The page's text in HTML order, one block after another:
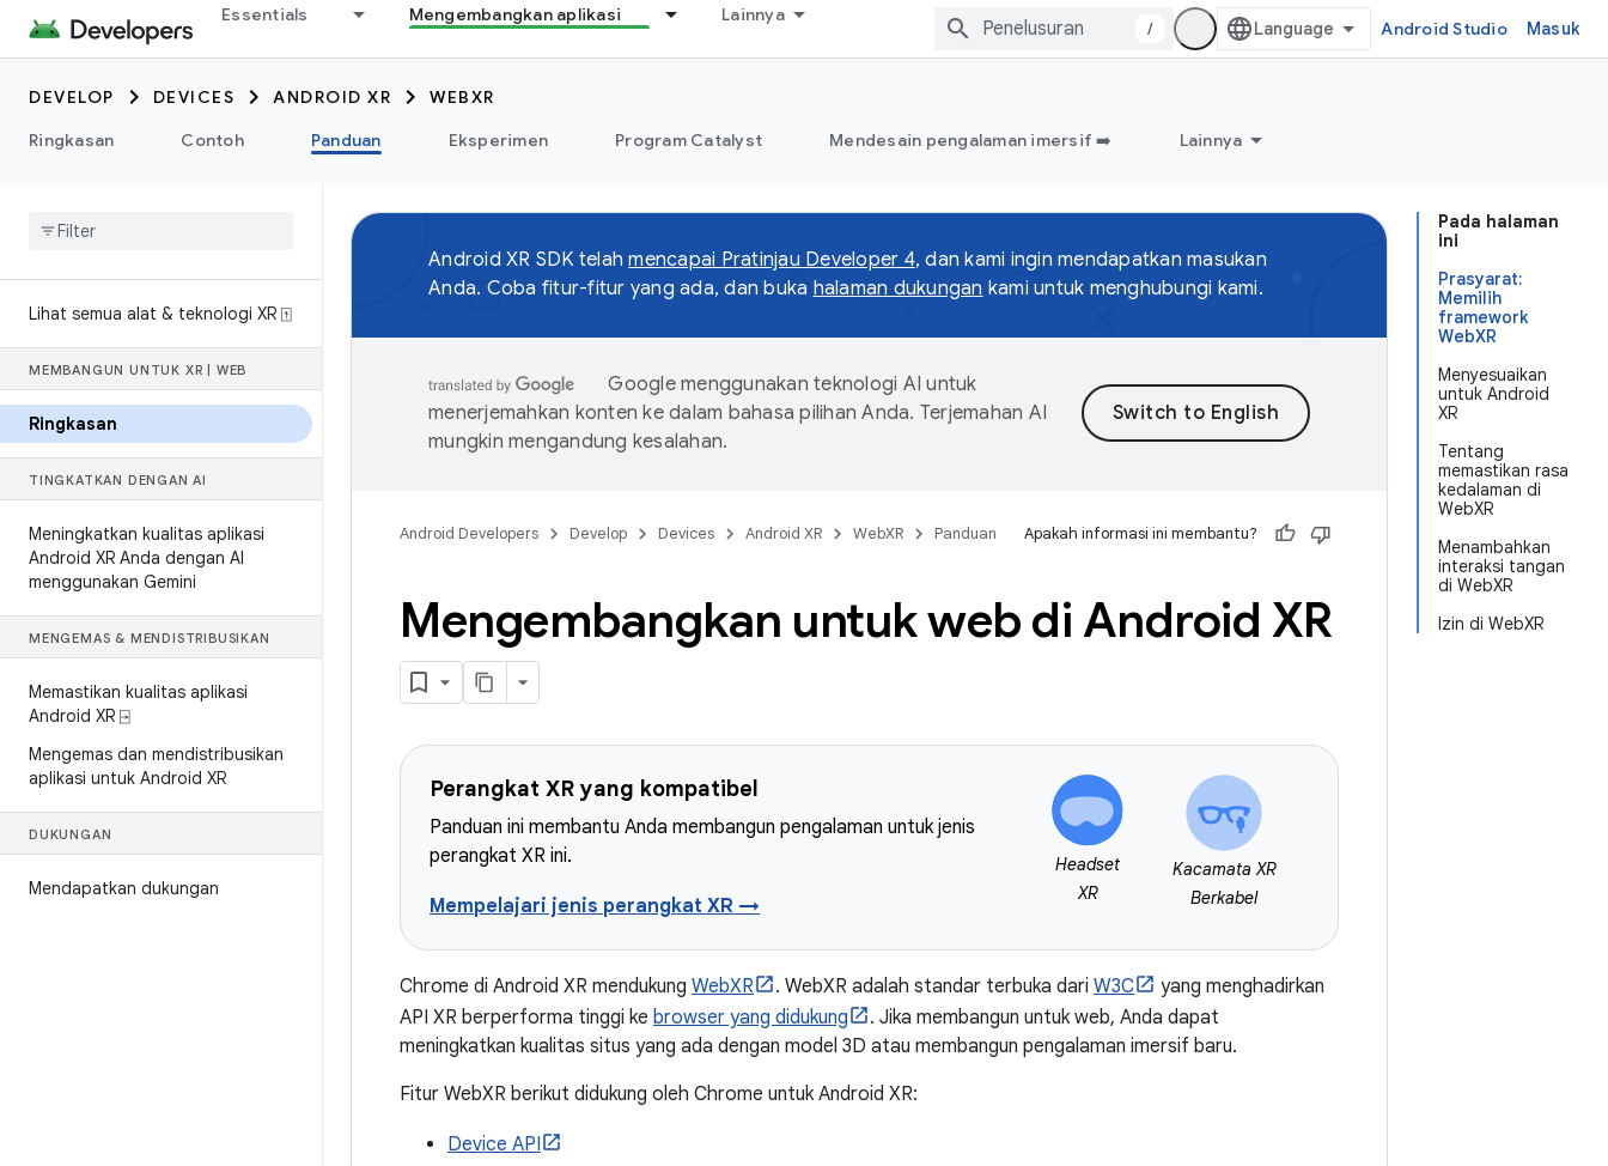
Essentials Mengembangkan aplikasi Lainnya
/ Android Studio Masuk
DEVELOP DEVICES ANDROID XR
WEBXR
Ringkasan
Contoh Panduan Eksperimen Program Catalyst Mendesain pengalaman imersif ➡️ Lainnya
Lihat semua alat & teknologi XR ⍐
MEMBANGUN UNTUK XR WEB
Ringkasan
TINGKATKAN DENGAN AI
Meningkatkan kualitas aplikasi
Android XR Anda dengan AI
menggunakan Gemini
MENGEMAS & MENDISTRIBUSIKAN
Memastikan kualitas aplikasi
Android XR ⍈
Mengemas dan mendistribusikan
aplikasi untuk Android XR
DUKUNGAN
Mendapatkan dukungan
Pada halaman
ini
Prasyarat:
Memilih
framework
WebXR
Menyesuaikan
untuk Android
XR
Tentang
memastikan rasa
kedalaman di
WebXR
Menambahkan
interaksi tangan
di WebXR
Izin di WebXR
Android XR SDK telahmencapai Pratinjau Developer 4, dan kami ingin mendapatkan masukan
Anda. Coba fitur-fitur yang ada, dan buka halaman dukungan kami untuk menghubungi kami.
Google menggunakan teknologi AI untuk
menerjemahkan konten ke dalam bahasa pilihan Anda. Terjemahan AI
mungkin mengandung kesalahan.
Android Developers Develop Devices Android XR WebXR Panduan Apakah informasi ini membantu?
Mengembangkan untuk web di Android XR
Perangkat XR yang kompatibel
Panduan ini membantu Anda membangun pengalaman untuk jenis
perangkat XR ini.
Mempelajari jenis perangkat XR →
Headset
XR
Kacamata XR
Berkabel
Chrome di Android XR mendukung WebXR . WebXR adalah standar terbuka dari W3C
yang menghadirkan
API XR berperforma tinggi ke browser yang didukung
. Jika membangun untuk web, Anda dapat
meningkatkan kualitas situs yang ada dengan model 3D atau membangun pengalaman imersif baru.
Fitur WebXR berikut didukung oleh Chrome untuk Android XR:
Device API